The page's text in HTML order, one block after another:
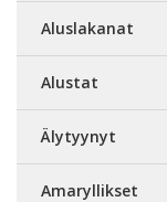
Aluslakanat
Alustat
Älytyynyt
Amaryllikset